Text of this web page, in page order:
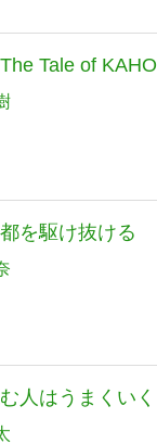
Tale of KAHO
を駆け抜ける
人はうまくいく